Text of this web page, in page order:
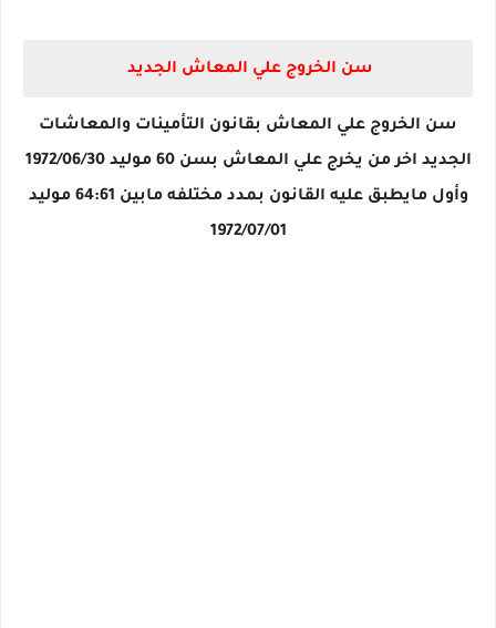
سن الخروج علي المعاش الجديد
سن الخروج علي المعاش بقانون التأمينات والمعاشات
الجديد اخر من يخرج علي المعاش بسن 60 موليد 1972/06/30
وأول مايطبق عليه القانون بمدد مختلفه مابين 64:61 موليد
1972/07/01